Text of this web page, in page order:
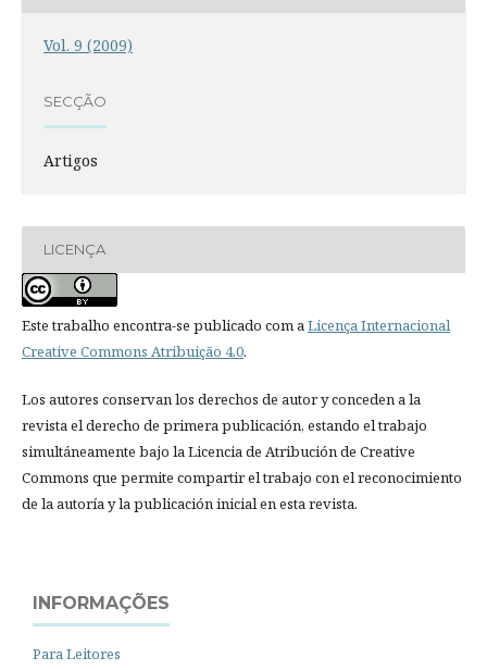
Vol. 9 (2009)
SECÇÃO
Artigos
LICENÇA
Este trabalho encontra-se publicado com a Licença Internacional
Creative Commons Atribuição 4.0.
Los autores conservan los derechos de autor y conceden a la
revista el derecho de primera publicación, estando el trabajo
simultáneamente bajo la Licencia de Atribución de Creative
Commons que permite compartir el trabajo con el reconocimiento
de la autoría y la publicación inicial en esta revista.
INFORMAÇÕES
Para Leitores